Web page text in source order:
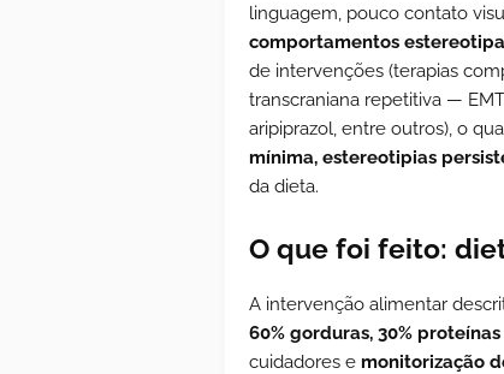
linguagem, pouco contato
comportamentos
de intervenções (terapias
transcraniana repetitiva —
aripiprazol, entre outros), o
mínima, estereotipias
da dieta.
O que foi feito:
A intervenção alimentar
60% gorduras, 30%
cuidadores e monitorização